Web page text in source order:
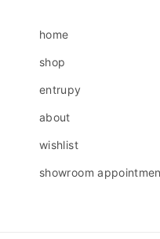
home
shop
entrupy
about
wishlist
showroom